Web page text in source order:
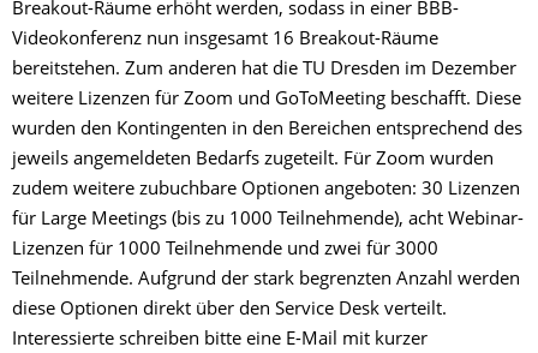
Breakout-Räume erhöht werden, sodass in einer BBB-
Videokonferenz nun insgesamt 16 Breakout-Räume
bereitstehen. Zum anderen hat die TU Dresden im Dezember
weitere Lizenzen für Zoom und GoToMeeting beschafft. Diese
wurden den Kontingenten in den Bereichen entsprechend des
jeweils angemeldeten Bedarfs zugeteilt. Für Zoom wurden
zudem weitere zubuchbare Optionen angeboten: 30 Lizenzen
für Large Meetings (bis zu 1000 Teilnehmende), acht Webinar-
Lizenzen für 1000 Teilnehmende und zwei für 3000
Teilnehmende. Aufgrund der stark begrenzten Anzahl werden
diese Optionen direkt über den Service Desk verteilt.
Interessierte schreiben bitte eine E-Mail mit kurzer